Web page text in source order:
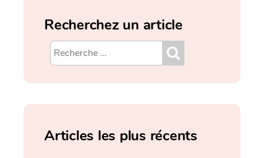
Recherchez un article
Articles les plus récents